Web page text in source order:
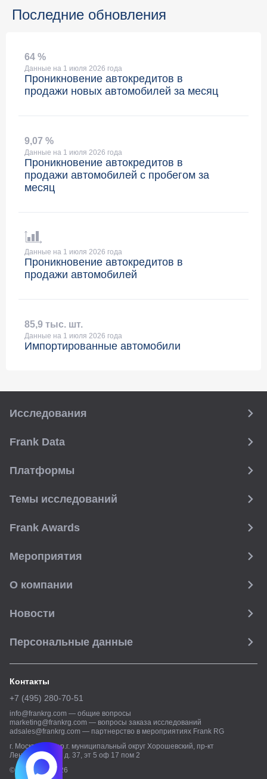
Последние обновления
64 %
Данные на 1 июля 2026 года
Проникновение автокредитов в
продажи новых автомобилей за месяц
9,07 %
Данные на 1 июля 2026 года
Проникновение автокредитов в
продажи автомобилей с пробегом за
месяц
Данные на 1 июля 2026 года
Проникновение автокредитов в
продажи автомобилей
85,9 тыс. шт.
Данные на 1 июля 2026 года
Импортированные автомобили
Исследования
Frank Data
Платформы
Темы исследований
Frank Awards
Мероприятия
О компании
Новости
Персональные данные
Контакты
+7 (495) 280-70-51
общие вопросы
—
info@frankrg.com
вопросы заказа исследований
—
marketing@frankrg.com
партнерство в мероприятиях Frank RG
—
adsales@frankrg.com
г. Москва, вн.тер.г. муниципальный округ Хорошевский, пр-кт
Ленинградский, д. 37, эт 5 оф 17 пом 2
© Frank RG,
2026